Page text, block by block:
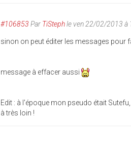
#106853 Par TiStephle ven 22/02/2013 à
sinon on peut éditer les messages pour
message à effacer aussi
Edit : à l'époque mon pseudo était
à très loin !